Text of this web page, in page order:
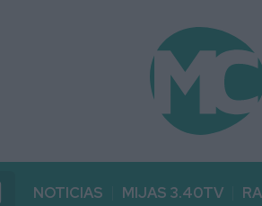
NOTICIAS MIJAS 3.40TV